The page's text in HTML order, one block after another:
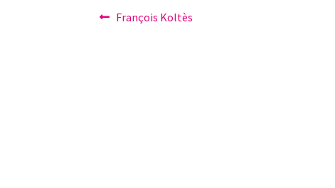
Navigazione
Articolo
François Koltès